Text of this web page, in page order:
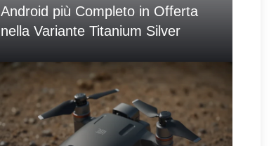
Android più Completo in Offerta
nella Variante Titanium Silver